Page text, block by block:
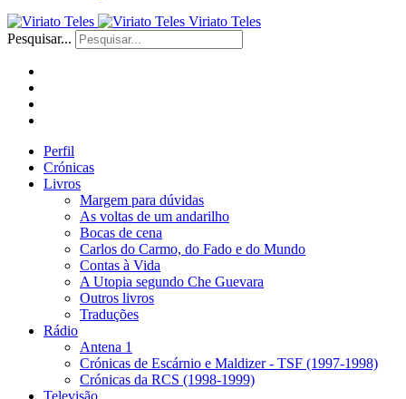
Viriato Teles
Pesquisar...
Perfil
Crónicas
Livros
Margem para dúvidas
As voltas de um andarilho
Bocas de cena
Carlos do Carmo, do Fado e do Mundo
Contas à Vida
A Utopia segundo Che Guevara
Outros livros
Traduções
Rádio
Antena 1
Crónicas de Escárnio e Maldizer - TSF (1997-1998)
Crónicas da RCS (1998-1999)